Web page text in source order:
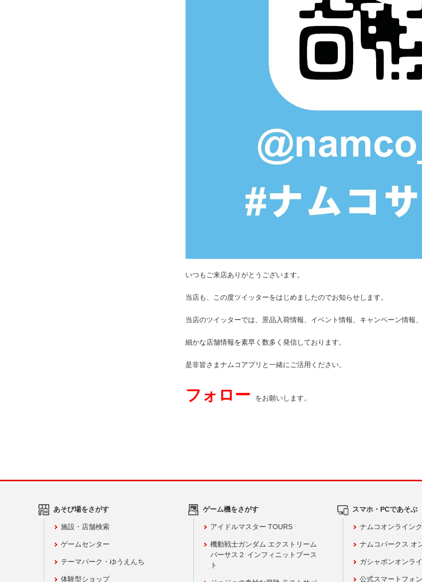
いつもご来店ありがとうございます。
当店も、この度ツイッターをはじめましたのでお知らせします。
当店のツイッターでは、景品入荷情報、イベント情報、キャンペーン情報
細かな店舗情報を素早く数多く発信しております。
是非皆さまナムコアプリと一緒にご活用ください。
フォロー をお願いします。
あそび場をさがす
施設・店舗検索
ゲームセンター
テーマパーク・ゆうえんち
体験型ショップ
ゲーム機をさがす
アイドルマスター TOURS
機動戦士ガンダム エクストリーム
バーサス２ インフィニットブース
ト
スマホ・PCであそぶ
ナムコオンライン
ナムコパークス オ
ガシャポンオンラ
公式スマートフォ